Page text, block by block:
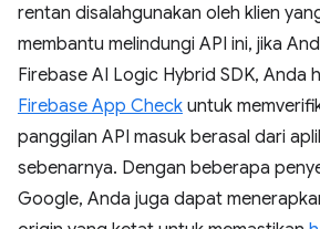
rentan disalahgunakan oleh klien
membantu melindungi API ini, jika
Firebase AI Logic Hybrid SDK, Anda
Firebase App Check untuk
panggilan API masuk berasal dari
sebenarnya. Dengan beberapa
Google, Anda juga dapat